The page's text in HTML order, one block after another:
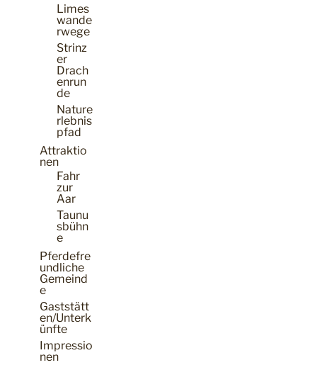
Limes
wande
rwege
Strinz
er
Drach
enrun
de
Nature
rlebnis
pfad
Attraktio
nen
Fahr
zur
Aar
Taunu
sbühn
e
Pferdefre
undliche
Gemeind
e
Gaststätt
en/Unterk
ünfte
Impressio
nen